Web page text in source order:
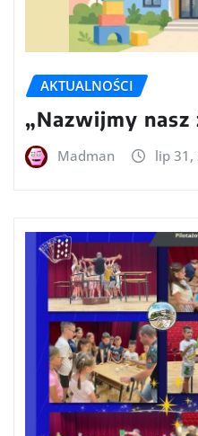
AKTUALNOŚCI
„Nazwijmy nasz
Madman lip 31,